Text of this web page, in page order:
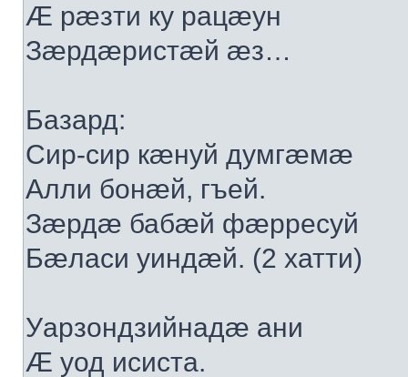
Æ рæзти ку рацæун
Зæрдæристæй æз…
Базард:
Сир-сир кæнуй думгæмæ
Алли бонæй, гъей.
Зæрдæ бабæй фæрресуй
Бæласи уиндæй. (2 хатти)
Уарзондзийнадæ ани
Æ уод исиста.